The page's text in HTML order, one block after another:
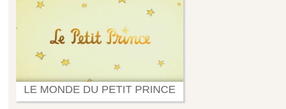
LE MONDE DU PETIT PRINCE